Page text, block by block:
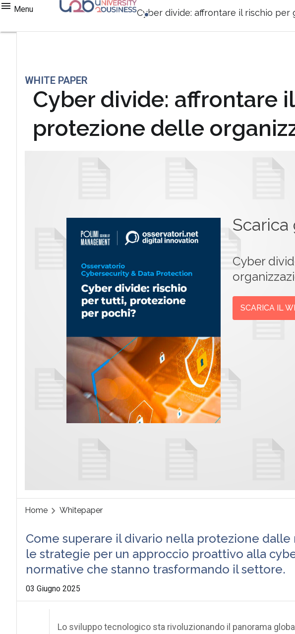
Menu Cyber divide: affrontare il rischio
WHITE PAPER
Cyber divide: affrontare
protezione delle
Cyber
SCARICA IL
Home Whitepaper
Come superare il divario nella protezione dalle
le strategie per un approccio proattivo alla
normative che stanno trasformando il settore.
03 Giugno 2025
Lo sviluppo tecnologico sta rivoluzionando il panorama